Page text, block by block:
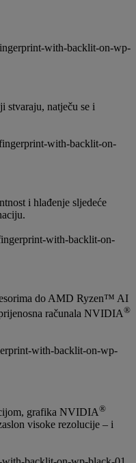
stvaraju, natječu se i
i hlađenje sljedeće
do AMD Ryzen™ AI
računala NVIDIA®
grafika NVIDIA®
visoke rezolucije – i